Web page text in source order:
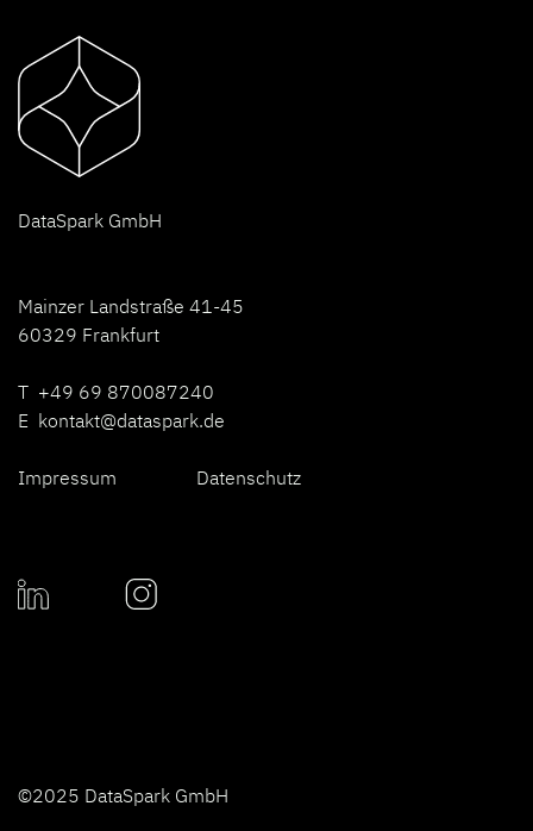
DataSpark GmbH
Mainzer Landstraße 41-45
60329 Frankfurt
T +49 69 870087240
E kontakt@dataspark.de
Impressum Datenschutz
©2025 DataSpark GmbH